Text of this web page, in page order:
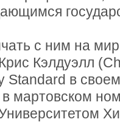
с ним на
Кэлдуэлл
Standard в
мартовском